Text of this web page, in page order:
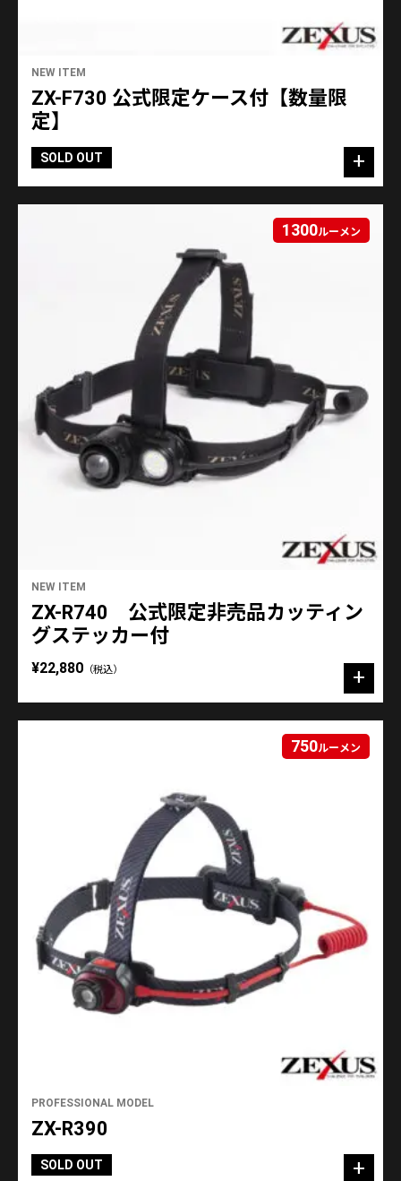
NEW ITEM
ZX-F730 公式限定ケース付【数量限
定】
SOLD OUT
NEW ITEM
1300ルーメン
ZX-R740 公式限定非売品カッティン
グステッカー付
¥22,880 （税込）
PROFESSIONAL MODEL
750ルーメン
ZX-R390
SOLD OUT